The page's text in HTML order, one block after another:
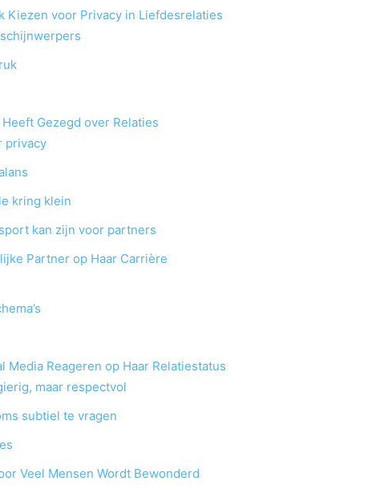
Kiezen voor Privacy in Liefdesrelaties
Gezegd over Relaties
privacy
kring klein
kan zijn voor partners
Partner op Haar Carrière
Media Reageren op Haar Relatiestatus
maar respectvol
subtiel te vragen
Veel Mensen Wordt Bewonderd